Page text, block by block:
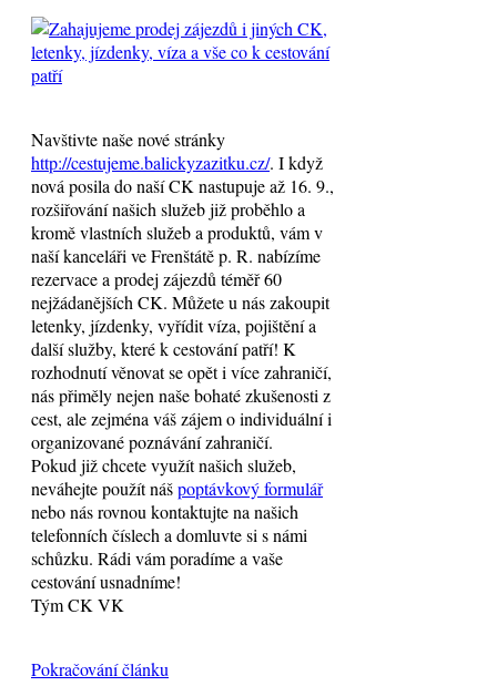
Navštivte naše nové stránky
http://cestujeme.balickyzazitku.cz/. I když
nová posila do naší CK nastupuje až 16. 9.,
rozšiřování našich služeb již proběhlo a
kromě vlastních služeb a produktů, vám v
naší kanceláři ve Frenštátě p. R. nabízíme
rezervace a prodej zájezdů téměř 60
nejžádanějších CK. Můžete u nás zakoupit
letenky, jízdenky, vyřídit víza, pojištění a
další služby, které k cestování patří! K
rozhodnutí věnovat se opět i více zahraničí,
nás přiměly nejen naše bohaté zkušenosti z
cest, ale zejména váš zájem o individuální i
organizované poznávání zahraničí.
Pokud již chcete využít našich služeb,
neváhejte použít nášpoptávkový formulář
nebo nás rovnou kontaktujte na našich
telefonních číslech a domluvte si s námi
schůzku. Rádi vám poradíme a vaše
cestování usnadníme!
Tým CK VK
Pokračování článku